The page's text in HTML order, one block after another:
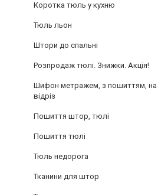
Коротка тюль у кухню
Тюль льон
Штори до спальні
Розпродаж тюлі. Знижки. Акція!
Шифон метражем, з пошиттям, на
відріз
Пошиття штор, тюлі
Пошиття тюлі
Тюль недорога
Тканини для штор